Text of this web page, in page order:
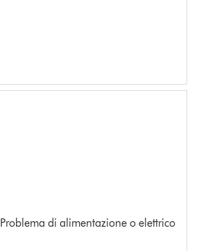
Problema di alimentazione o elettrico